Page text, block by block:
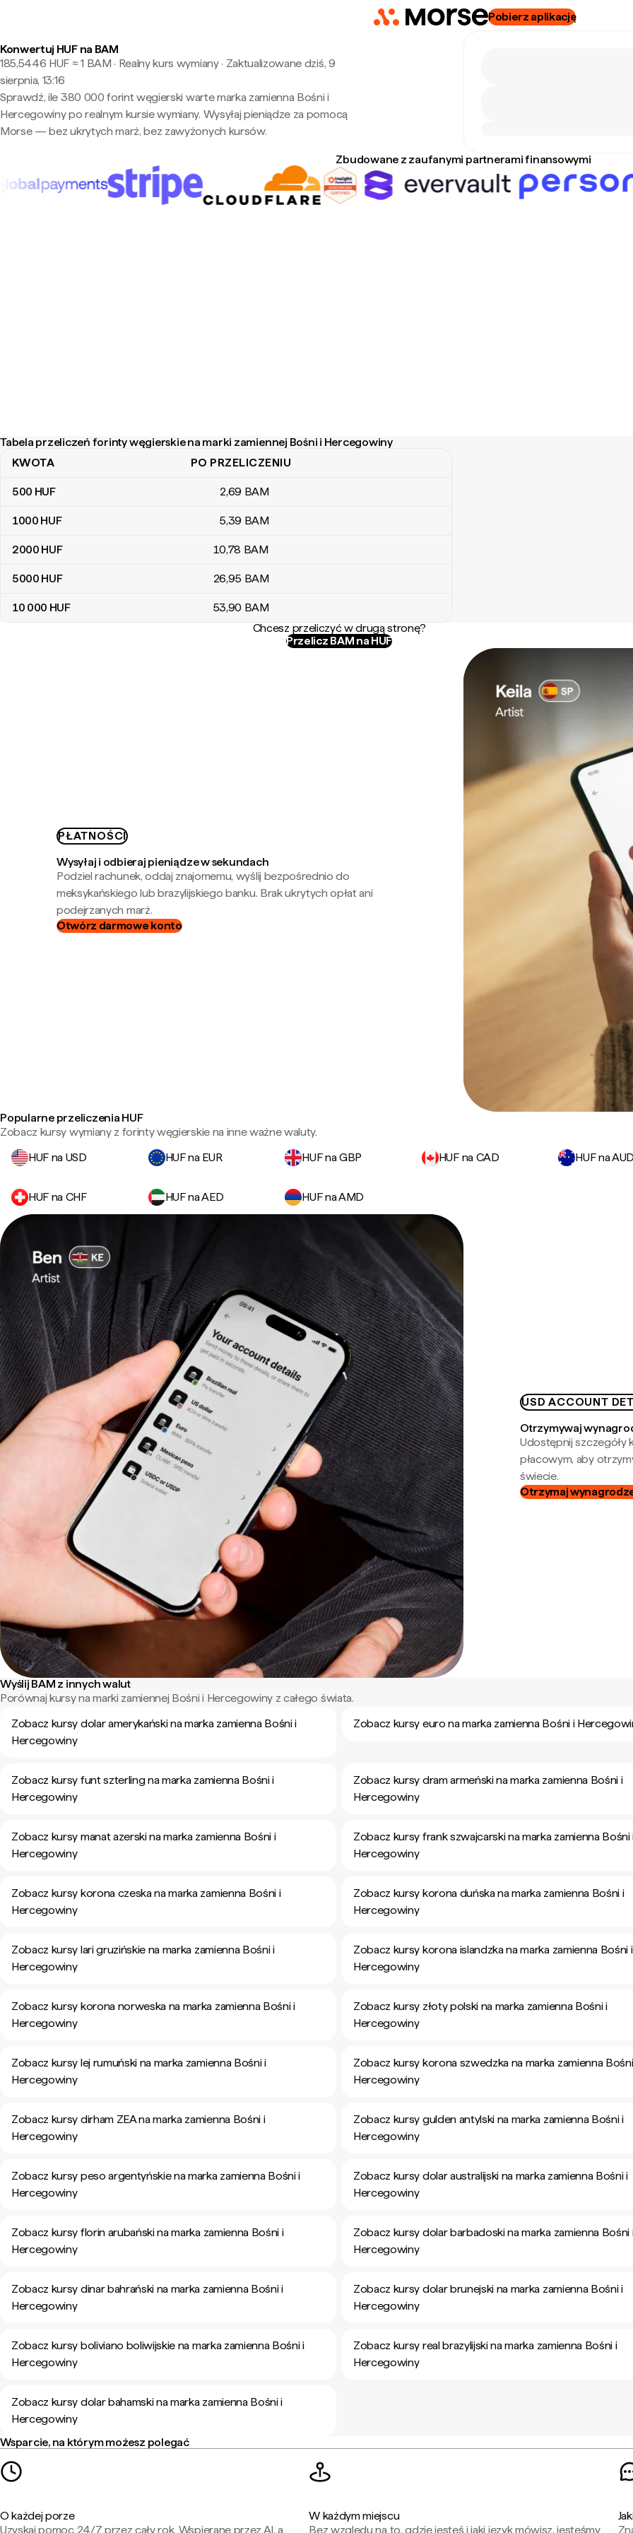
Pobierz aplikację
Konwertuj HUF na BAM
185,5446 HUF ≈ 1 BAM · Realny kurs wymiany· Zaktualizowane dziś, 9
sierpnia, 13:16
Sprawdź, ile 380 000 forint węgierski warte marka zamienna Bośni i
Hercegowiny po realnym kursie wymiany. Wysyłaj pieniądze za pomocą
Morse — bez ukrytych marż, bez zawyżonych kursów.
Zbudowane z zaufanymi partnerami finansowymi
Tabela przeliczeń forinty węgierskie na marki zamiennej Bośni i Hercegowiny
Tabela przeliczeń forinty węgierskie na marki zamiennej Bośni i Hercegowiny
KWOTA PO PRZELICZENIU
500 HUF 2,69 BAM
1000 HUF 5,39 BAM
2000 HUF 10,78 BAM
5000 HUF 26,95 BAM
10 000 HUF 53,90 BAM
Chcesz przeliczyć w drugą stronę?
Przelicz BAM na HUF
PŁATNOŚCI
Wysyłaj i odbieraj pieniądze w sekundach
Podziel rachunek, oddaj znajomemu, wyślij bezpośrednio do
meksykańskiego lub brazylijskiego banku. Brak ukrytych opłat ani
podejrzanych marż.
Otwórz darmowe konto
Popularne przeliczenia HUF
Zobacz kursy wymiany z forinty węgierskie na inne ważne waluty.
HUF na USD
HUF na EUR HUF na GBP HUF na CAD HUF na
HUF na CHF HUF na AED HUF na AMD
USD ACCOUNT
Otrzymywaj
Udostępnij szczegóły
płacowym, aby
świecie.
Otrzymaj
Wyślij BAM z innych walut
Porównaj kursy na marki zamiennej Bośni i Hercegowiny z całego świata.
Zobacz kursy dolar amerykański na marka zamienna Bośni i
Hercegowiny
Zobacz kursy euro na marka zamienna Bośni i
Zobacz kursy funt szterling na marka zamienna Bośni i
Hercegowiny
Zobacz kursy dram armeński na marka zamienna Bośni i
Hercegowiny
Zobacz kursy manat azerski na marka zamienna Bośni i
Hercegowiny
Zobacz kursy frank szwajcarski na marka zamienna Bośni
Hercegowiny
Zobacz kursy korona czeska na marka zamienna Bośni i
Hercegowiny
Zobacz kursy korona duńska na marka zamienna Bośni i
Hercegowiny
Zobacz kursy lari gruzińskie na marka zamienna Bośni i
Hercegowiny
Zobacz kursy korona islandzka na marka zamienna Bośni i
Hercegowiny
Zobacz kursy korona norweska na marka zamienna Bośni i
Hercegowiny
Zobacz kursy złoty polski na marka zamienna Bośni i
Hercegowiny
Zobacz kursy lej rumuński na marka zamienna Bośni i
Hercegowiny
Zobacz kursy korona szwedzka na marka zamienna
Hercegowiny
Zobacz kursy dirham ZEA na marka zamienna Bośni i
Hercegowiny
Zobacz kursy gulden antylski na marka zamienna Bośni i
Hercegowiny
Zobacz kursy peso argentyńskie na marka zamienna Bośni i
Hercegowiny
Zobacz kursy dolar australijski na marka zamienna Bośni i
Hercegowiny
Zobacz kursy florin arubański na marka zamienna Bośni i
Hercegowiny
Zobacz kursy dolar barbadoski na marka zamienna Bośni
Hercegowiny
Zobacz kursy dinar bahrański na marka zamienna Bośni i
Hercegowiny
Zobacz kursy dolar brunejski na marka zamienna Bośni i
Hercegowiny
Zobacz kursy boliviano boliwijskie na marka zamienna Bośni i
Hercegowiny
Zobacz kursy real brazylijski na marka zamienna Bośni i
Hercegowiny
Zobacz kursy dolar bahamski na marka zamienna Bośni i
Hercegowiny
Wsparcie, na którym możesz polegać
O każdej porze
Uzyskaj pomoc 24/7 przez cały rok. Wspierane przez AI, a
W każdym miejscu
Bez względu na to, gdzie jesteś i jaki język mówisz, jesteśmy